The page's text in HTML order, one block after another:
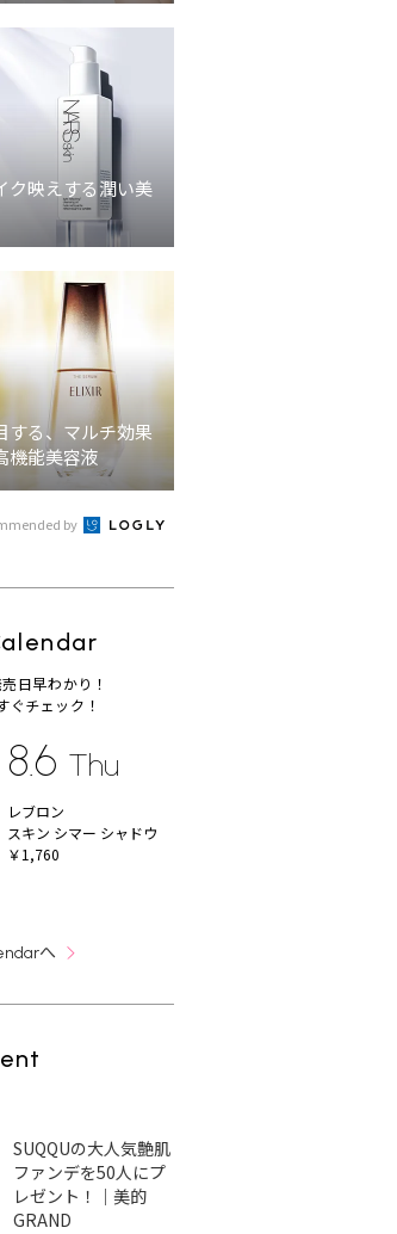
ク映えする潤い美
する、マルチ効果
機能美容液
by
日早わかり！
ぐチェック！
8.6 Thu
レブロン
スキン シマー シャドウ
￥1,760
へ
SUQQUの大人気艶肌
ファンデを50人にプ
レゼント！｜美的
GRAND